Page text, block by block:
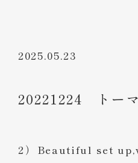
2025.05.23
20221224 トーマ
2）Beautiful set